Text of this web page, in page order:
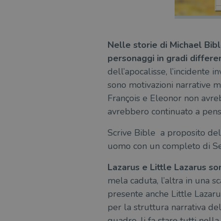
Nelle storie di Michael
personaggi in gradi
dell’apocalisse, l’incidente
sono motivazioni narrative
François e Eleonor non
avrebbero continuato a
Scrive Bible a proposito
uomo con un completo di
Lazarus e Little Lazarus
mela caduta, l’altra in una
presente anche Little
per la struttura narrativa
msToken
Nome
/
_ga_RXJCD2NFMF
_ga
Nome
Dominio
UserProfile .illibraio.it
_fbp
Meta
Platform
.illibraio.it
Nome
__Secure-ROLLOUT_TOKEN
ttwid
YSC
VISITOR_INFO1_LIVE